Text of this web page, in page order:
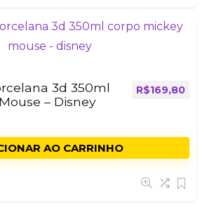
3d 350ml
– Disney
R$169,80
AO CARRINHO